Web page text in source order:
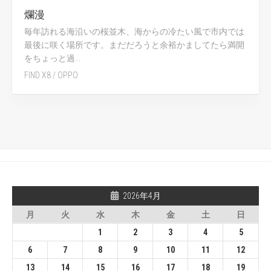
爛漫
毎年訪れる海沿いの桜並木、海からの冷たい風で市内では
最後に咲く場所です。まだだろうと余裕かましてたら満開
をちょっと過...
FIND X8 / OPPO
2026年4月
月
火 水 木 金 土
日
1
2 3 4
5
6
7 8 9 10 11
12
13
14 15 16 17 18 19